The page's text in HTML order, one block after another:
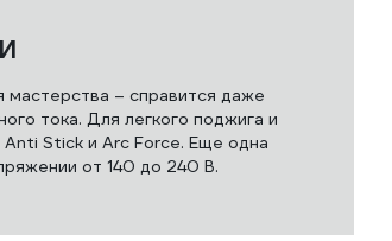
мастерства – справится даже
тока. Для легкого поджига и
Stick и Arc Force. Еще одна
от 140 до 240 В.